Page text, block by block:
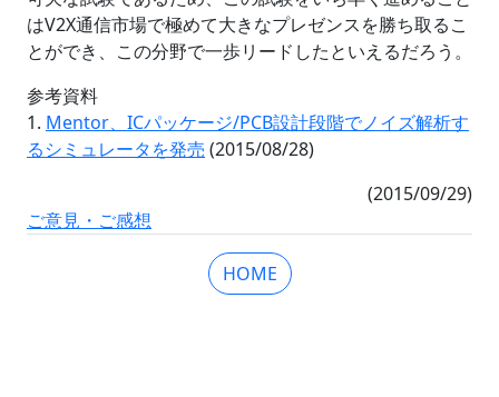
はV2X通信市場で極めて大きなプレゼンスを勝ち取るこ
とができ、この分野で一歩リードしたといえるだろう。
参考資料
1. Mentor、ICパッケージ/PCB設計段階でノイズ解析す
るシミュレータを発売 (2015/08/28)
(2015/09/29)
ご意見・ご感想
HOME